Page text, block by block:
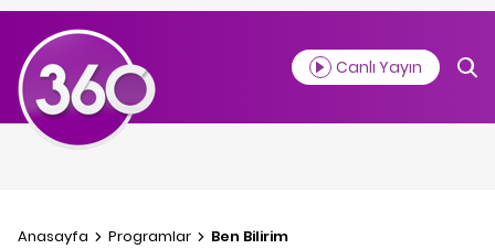
Canlı Yayın
Anasayfa Programlar Ben Bilirim